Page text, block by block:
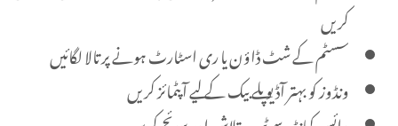
کریں
سسٹم کے شٹ ڈاؤن یا ری اسٹارٹ ہونے پر تالا لگائیں
ونڈوز کو بہتر آڈیو پلے بیک کے لیے آپٹمائز کریں